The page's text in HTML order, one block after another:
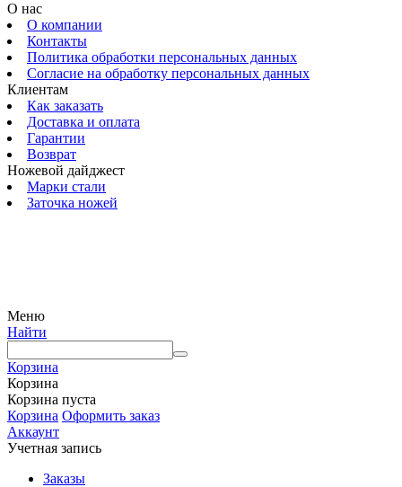
О нас
О компании
Контакты
Политика обработки персональных данных
Согласие на обработку персональных данных
Клиентам
Как заказать
Доставка и оплата
Гарантии
Возврат
Ножевой дайджест
Марки стали
Заточка ножей
Меню
Найти
Корзина
Корзина
Корзина пуста
Корзина Оформить заказ
Аккаунт
Учетная запись
Заказы